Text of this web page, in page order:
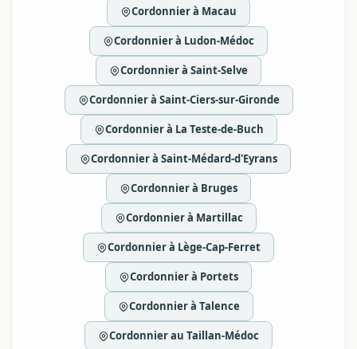
Cordonnier à Macau
Cordonnier à Ludon-Médoc
Cordonnier à Saint-Selve
Cordonnier à Saint-Ciers-sur-Gironde
Cordonnier à La Teste-de-Buch
Cordonnier à Saint-Médard-d'Eyrans
Cordonnier à Bruges
Cordonnier à Martillac
Cordonnier à Lège-Cap-Ferret
Cordonnier à Portets
Cordonnier à Talence
Cordonnier au Taillan-Médoc